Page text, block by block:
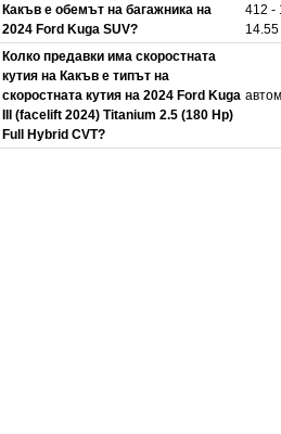
Какъв е обемът на багажника на
2024 Ford Kuga SUV?
412 -
14.55
Колко предавки има скоростната
кутия на Какъв е типът на
скоростната кутия на 2024 Ford Kuga
III (facelift 2024) Titanium 2.5 (180 Hp)
Full Hybrid CVT?